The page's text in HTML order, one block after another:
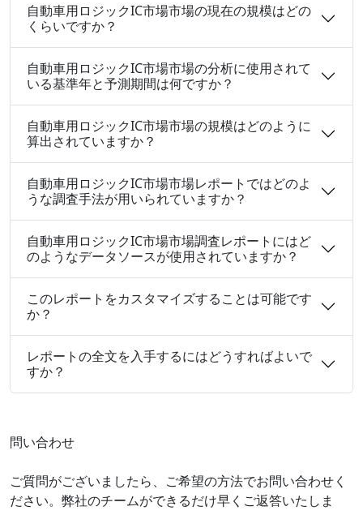
自動車用ロジックIC市場市場の現在の規模はどの
くらいですか？
自動車用ロジックIC市場市場の分析に使用されて
いる基準年と予測期間は何ですか？
自動車用ロジックIC市場市場の規模はどのように
算出されていますか？
自動車用ロジックIC市場市場レポートではどのよ
うな調査手法が用いられていますか？
自動車用ロジックIC市場市場調査レポートにはど
のようなデータソースが使用されていますか？
このレポートをカスタマイズすることは可能です
か？
レポートの全文を入手するにはどうすればよいで
すか？
問い合わせ
ご質問がございましたら、ご希望の方法でお問い合わせく
ださい。弊社のチームができるだけ早くご返答いたしま